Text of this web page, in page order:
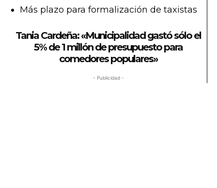
Más plazo para formalización de taxistas
Tania Cardeña: «Municipalidad gastó sólo el
5% de 1 millón de presupuesto para
comedores populares»
- Publicidad -